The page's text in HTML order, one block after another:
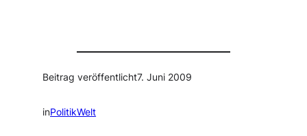
Beitrag veröffentlicht7. Juni 2009
inPolitikWelt